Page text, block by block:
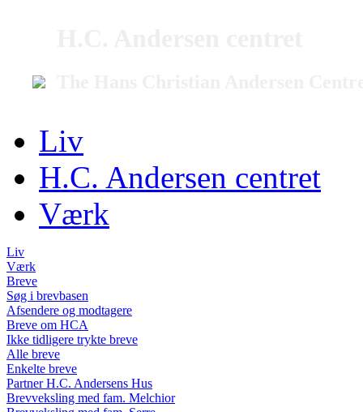
Liv
H.C. Andersen centret
Værk
Liv
Værk
Breve
Søg i brevbasen
Afsendere og modtagere
Breve om HCA
Ikke tidligere trykte breve
Alle breve
Enkelte breve
Partner H.C. Andersens Hus
Brevveksling med fam. Melchior